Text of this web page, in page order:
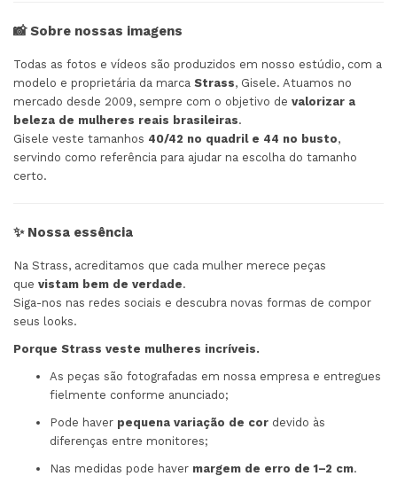
📸 Sobre nossas imagens
Todas as fotos e vídeos são produzidos em nosso estúdio, com a
modelo e proprietária da marca Strass, Gisele. Atuamos no
mercado desde 2009, sempre com o objetivo de valorizar a
beleza de mulheres reais brasileiras.
Gisele veste tamanhos 40/42 no quadril e 44 no busto,
servindo como referência para ajudar na escolha do tamanho
certo.
✨ Nossa essência
Na Strass, acreditamos que cada mulher merece peças
que vistam bem de verdade.
Siga-nos nas redes sociais e descubra novas formas de compor
seus looks.
Porque Strass veste mulheres incríveis.
As peças são fotografadas em nossa empresa e entregues
fielmente conforme anunciado;
Pode haver pequena variação de cor devido às
diferenças entre monitores;
Nas medidas pode haver margem de erro de 1–2 cm.